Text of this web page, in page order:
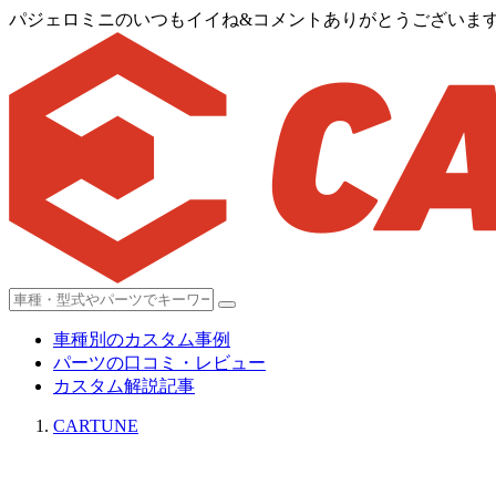
パジェロミニのいつもイイね&コメントありがとうございま
車種別のカスタム事例
パーツの口コミ・レビュー
カスタム解説記事
CARTUNE